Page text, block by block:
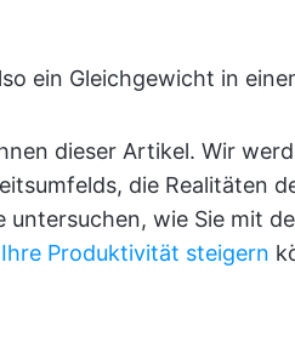
ein Gleichgewicht in
dieser Artikel. Wir
die Realitäten
untersuchen, wie Sie mit
Produktivität steigern